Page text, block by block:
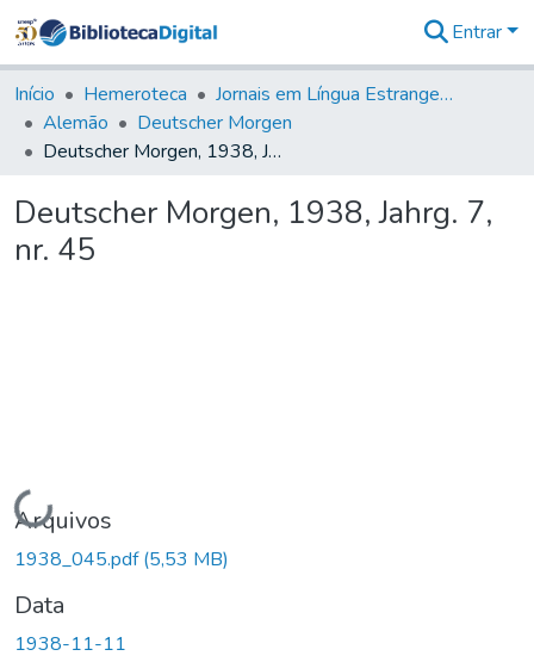
&
Coleções
Tudo na
Biblioteca
Estatísticas
Entrar
Início Hemeroteca
Jornais em Língua Estrangeira
Alemão
Deutscher Morgen
Deutscher Morgen, 1938, Jahrg. 7, nr. 45
Deutscher Morgen, 1938, Jahrg. 7,
nr. 45
Carregando...
Arquivos
1938_045.pdf(5,53 MB)
Data
1938-11-11